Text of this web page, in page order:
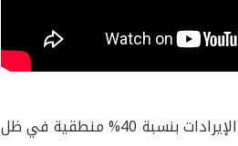
هل يمكن أن تكون الزيادة في الإيرادات بنسبة 40% منطقية في ظل